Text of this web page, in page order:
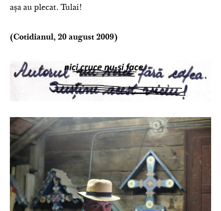
așa au plecat. Tulai!
(Cotidianul, 20 august 2009)